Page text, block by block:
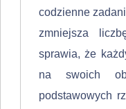
codzienne
zmniejsza
sprawia, że
na swoich
podstawowych